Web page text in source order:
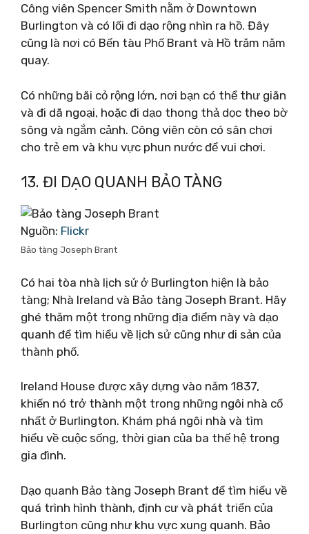
Công viên Spencer Smith nằm ở Downtown
Burlington và có lối đi dạo rộng nhìn ra hồ. Đây
cũng là nơi có Bến tàu Phố Brant và Hồ trăm năm
quay.
Có những bãi cỏ rộng lớn, nơi bạn có thể thư giãn
và đi dã ngoại, hoặc đi dạo thong thả dọc theo bờ
sông và ngắm cảnh. Công viên còn có sân chơi
cho trẻ em và khu vực phun nước để vui chơi.
13. ĐI DẠO QUANH BẢO TÀNG
Nguồn: Flickr
Bảo tàng Joseph Brant
Có hai tòa nhà lịch sử ở Burlington hiện là bảo
tàng; Nhà Ireland và Bảo tàng Joseph Brant. Hãy
ghé thăm một trong những địa điểm này và dạo
quanh để tìm hiểu về lịch sử cũng như di sản của
thành phố.
Ireland House được xây dựng vào năm 1837,
khiến nó trở thành một trong những ngôi nhà cổ
nhất ở Burlington. Khám phá ngôi nhà và tìm
hiểu về cuộc sống, thời gian của ba thế hệ trong
gia đình.
Dạo quanh Bảo tàng Joseph Brant để tìm hiểu về
quá trình hình thành, định cư và phát triển của
Burlington cũng như khu vực xung quanh. Bảo